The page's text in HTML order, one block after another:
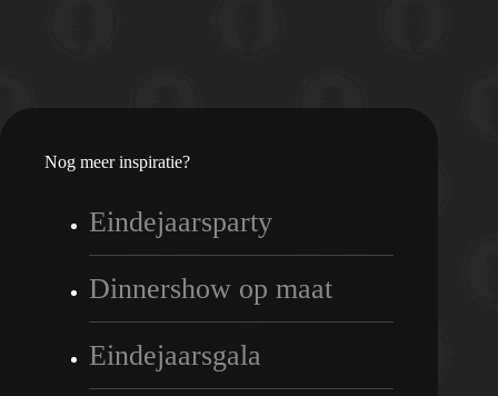
Nog meer inspiratie?
Eindejaarsparty
Dinnershow op maat
Eindejaarsgala